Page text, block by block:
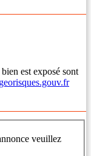
est exposé sont
veuillez